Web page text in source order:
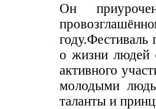
Он
году.Фестиваль
о жизни людей
активного
молодыми
таланты и